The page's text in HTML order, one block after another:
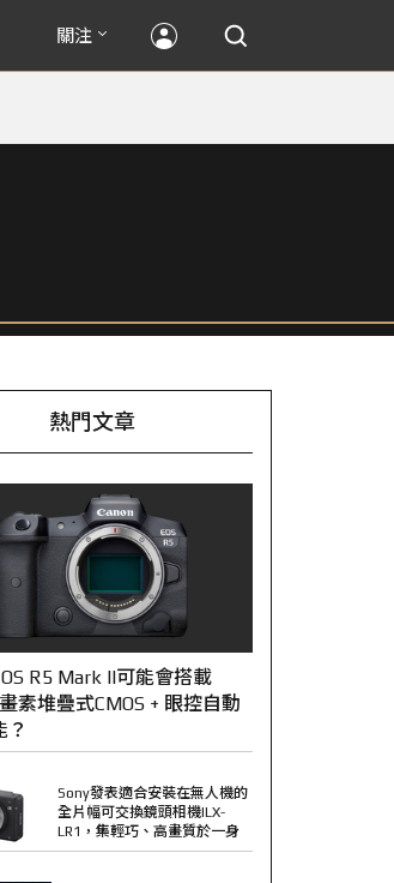
關注
熱門文章
R5 Mark II可能會搭載
素堆疊式CMOS + 眼控自動
？
Sony發表適合安裝在無人機的
全片幅可交換鏡頭相機ILX-
LR1，集輕巧、高畫質於一身